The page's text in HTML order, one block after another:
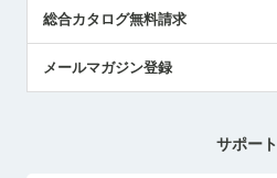
総合カタログ無料請求
メールマガジン登録
サポート